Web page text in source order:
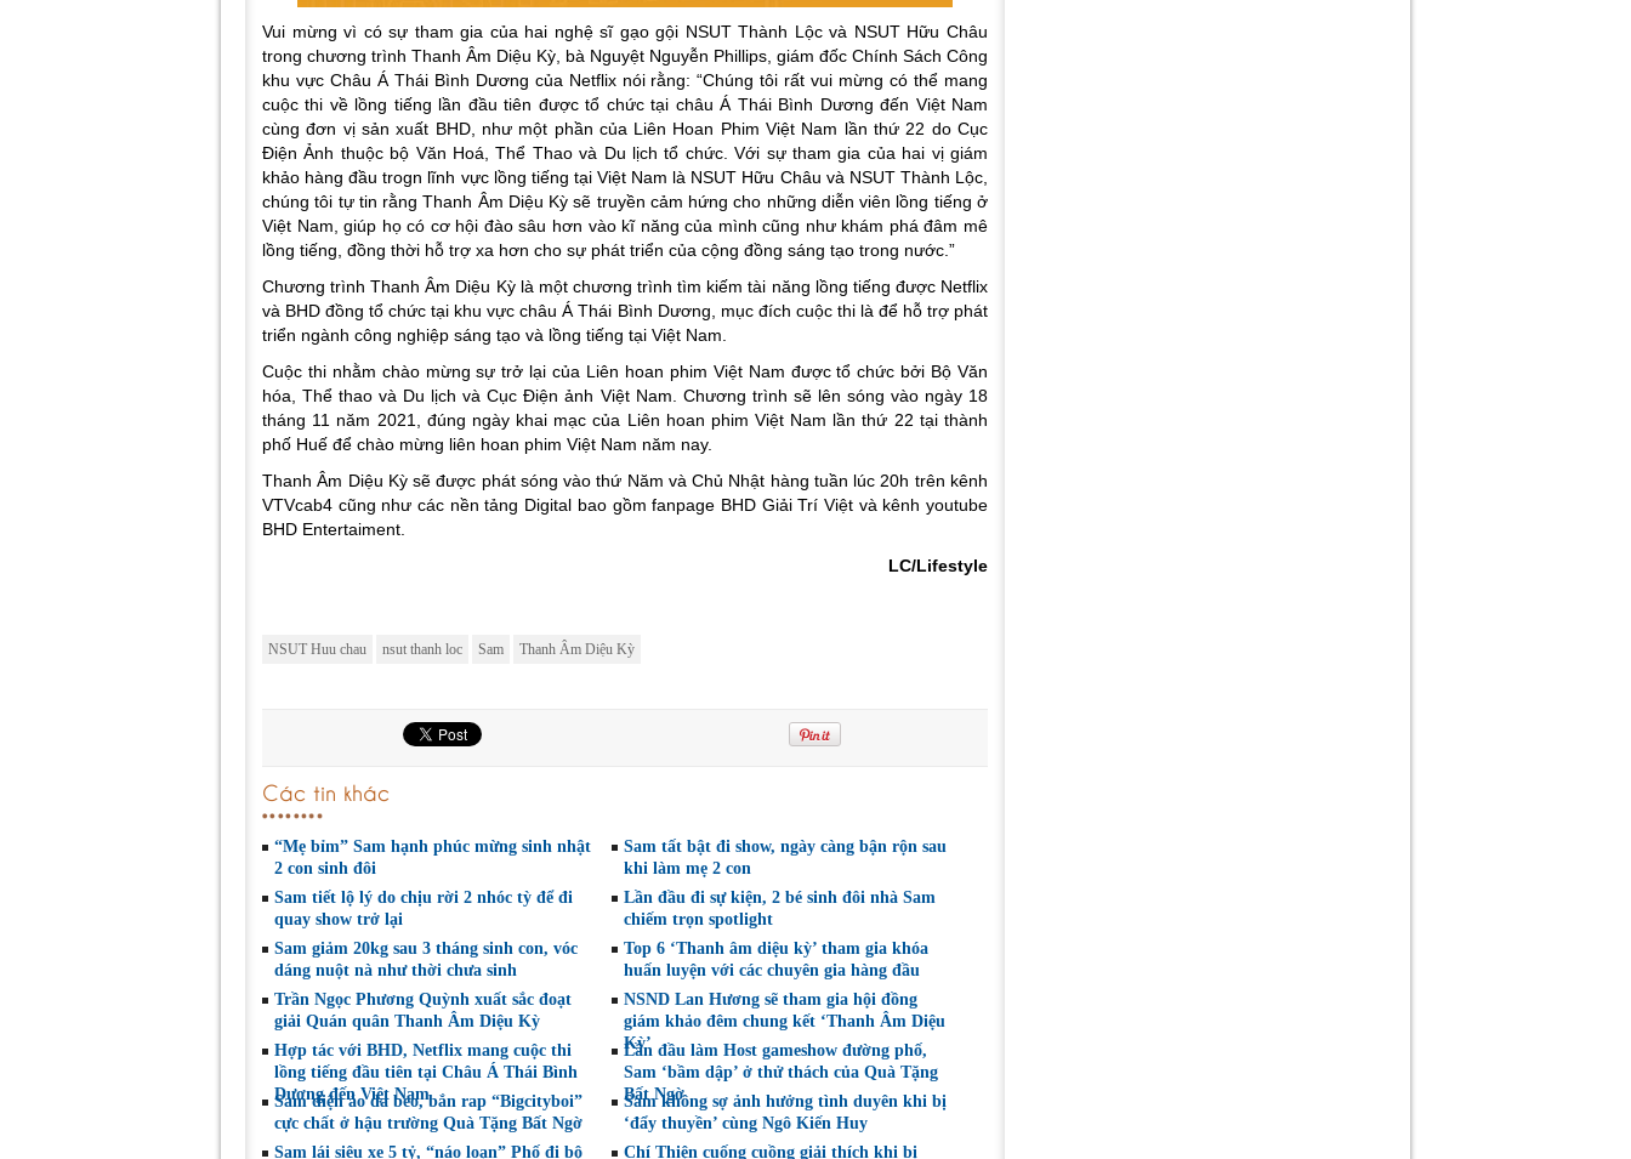
Vui mừng vì có sự tham gia của hai nghệ sĩ gạo gội NSUT Thành Lộc và NSUT Hữu Châu
trong chương trình Thanh Âm Diệu Kỳ, bà Nguyệt Nguyễn Phillips, giám đốc Chính Sách Công
khu vực Châu Á Thái Bình Dương của Netflix nói rằng: “Chúng tôi rất vui mừng có thể mang
cuộc thi về lồng tiếng lần đầu tiên được tổ chức tại châu Á Thái Bình Dương đến Việt Nam
cùng đơn vị sản xuất BHD, như một phần của Liên Hoan Phim Việt Nam lần thứ 22 do Cục
Điện Ảnh thuộc bộ Văn Hoá, Thể Thao và Du lịch tổ chức. Với sự tham gia của hai vị giám
khảo hàng đầu trogn lĩnh vực lồng tiếng tại Việt Nam là NSUT Hữu Châu và NSUT Thành Lộc,
chúng tôi tự tin rằng Thanh Âm Diệu Kỳ sẽ truyền cảm hứng cho những diễn viên lồng tiếng ở
Việt Nam, giúp họ có cơ hội đào sâu hơn vào kĩ năng của mình cũng như khám phá đâm mê
lồng tiếng, đồng thời hỗ trợ xa hơn cho sự phát triển của cộng đồng sáng tạo trong nước.”
Chương trình Thanh Âm Diệu Kỳ là một chương trình tìm kiếm tài năng lồng tiếng được Netflix
và BHD đồng tổ chức tại khu vực châu Á Thái Bình Dương, mục đích cuộc thi là để hỗ trợ phát
triển ngành công nghiệp sáng tạo và lồng tiếng tại Việt Nam.
Cuộc thi nhằm chào mừng sự trở lại của Liên hoan phim Việt Nam được tổ chức bởi Bộ Văn
hóa, Thể thao và Du lịch và Cục Điện ảnh Việt Nam. Chương trình sẽ lên sóng vào ngày 18
tháng 11 năm 2021, đúng ngày khai mạc của Liên hoan phim Việt Nam lần thứ 22 tại thành
phố Huế để chào mừng liên hoan phim Việt Nam năm nay.
Thanh Âm Diệu Kỳ sẽ được phát sóng vào thứ Năm và Chủ Nhật hàng tuần lúc 20h trên kênh
VTVcab4 cũng như các nền tảng Digital bao gồm fanpage BHD Giải Trí Việt và kênh youtube
BHD Entertaiment.
LC/Lifestyle
NSUT Huu chau nsut thanh loc Sam Thanh Âm Diệu Kỳ
Các tin khác
“Mẹ bỉm” Sam hạnh phúc mừng sinh nhật
2 con sinh đôi
Sam tất bật đi show, ngày càng bận rộn sau
khi làm mẹ 2 con
Sam tiết lộ lý do chịu rời 2 nhóc tỳ để đi
quay show trở lại
Lần đầu đi sự kiện, 2 bé sinh đôi nhà Sam
chiếm trọn spotlight
Sam giảm 20kg sau 3 tháng sinh con, vóc
dáng nuột nà như thời chưa sinh
Top 6 ‘Thanh âm diệu kỳ’ tham gia khóa
huấn luyện với các chuyên gia hàng đầu
Trần Ngọc Phương Quỳnh xuất sắc đoạt
giải Quán quân Thanh Âm Diệu Kỳ
NSND Lan Hương sẽ tham gia hội đồng
giám khảo đêm chung kết ‘Thanh Âm Diệu
Kỳ’
Hợp tác với BHD, Netflix mang cuộc thi
lồng tiếng đầu tiên tại Châu Á Thái Bình
Dương đến Việt Nam
Lần đầu làm Host gameshow đường phố,
Sam ‘bầm dập’ ở thử thách của Quà Tặng
Bất Ngờ
Sam diện áo da beo, bắn rap “Bigcityboi”
cực chất ở hậu trường Quà Tặng Bất Ngờ
Sam không sợ ảnh hưởng tình duyên khi bị
‘đẩy thuyền’ cùng Ngô Kiến Huy
Sam lái siêu xe 5 tỷ, “náo loạn” Phố đi bộ
Chí Thiện cuống cuồng giải thích khi bị